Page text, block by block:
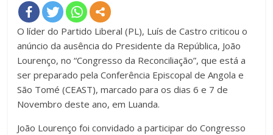
O líder do Partido Liberal (PL), Luís de Castro criticou o
anúncio da ausência do Presidente da República, João
Lourenço, no “Congresso da Reconciliação”, que está a
ser preparado pela Conferência Episcopal de Angola e
São Tomé (CEAST), marcado para os dias 6 e 7 de
Novembro deste ano, em Luanda.
João Lourenço foi convidado a participar do Congresso